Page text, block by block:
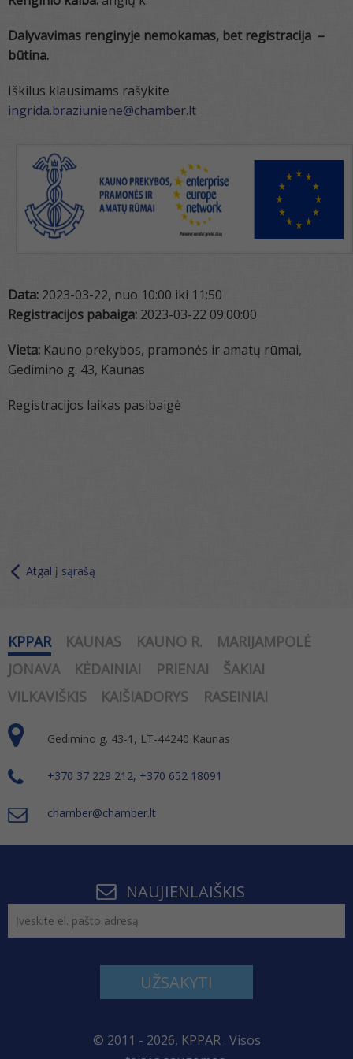
Dalyvavimas renginyje nemokamas, bet registracija –
būtina.
Iškilus klausimams rašykite
ingrida.braziuniene@chamber.lt
Data: 2023-03-22, nuo 10:00 iki 11:50
Registracijos pabaiga: 2023-03-22 09:00:00
Vieta: Kauno prekybos, pramonės ir amatų rūmai,
Gedimino g. 43, Kaunas
Registracijos laikas pasibaigė
Atgal į sąrašą
KPPAR KAUNAS KAUNO R.
MARIJAMPOLĖ
JONAVA
KĖDAINIAI PRIENAI
ŠAKIAI
VILKAVIŠKIS
KAIŠIADORYS RASEINIAI
Gedimino g. 43-1, LT-44240 Kaunas
+370 37 229 212, +370 652 18091
chamber@chamber.lt
NAUJIENLAIŠKIS
UŽSAKYTI
© 2011 - 2026, KPPAR . Visos